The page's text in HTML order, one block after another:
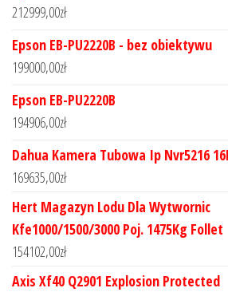
212999,00zł
Epson EB-PU2220B - bez obiektywu
199000,00zł
Epson EB-PU2220B
194906,00zł
Dahua Kamera Tubowa Ip Nvr5216
169635,00zł
Hert Magazyn Lodu Dla Wytwornic
Kfe1000/1500/3000 Poj. 1475Kg Follet
154102,00zł
Axis Xf40 Q2901 Explosion Protected